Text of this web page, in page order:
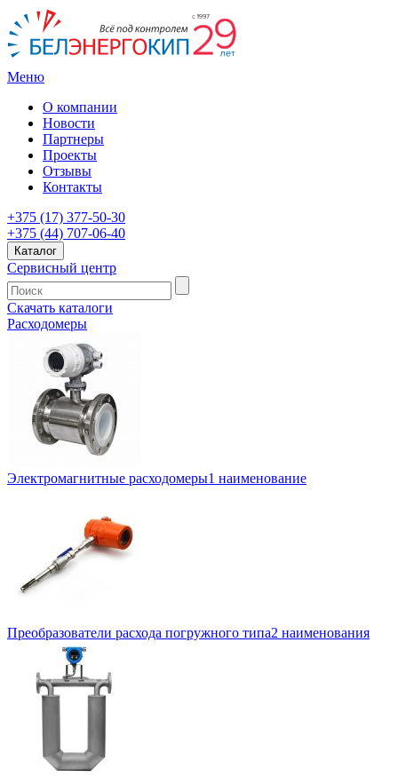
Меню
О компании
Новости
Партнеры
Проекты
Отзывы
Контакты
+375 (17) 377-50-30
+375 (44) 707-06-40
Каталог
Сервисный центр
Скачать каталоги
Расходомеры
Электромагнитные расходомеры1 наименование
Преобразователи расхода погружного типа2 наименования